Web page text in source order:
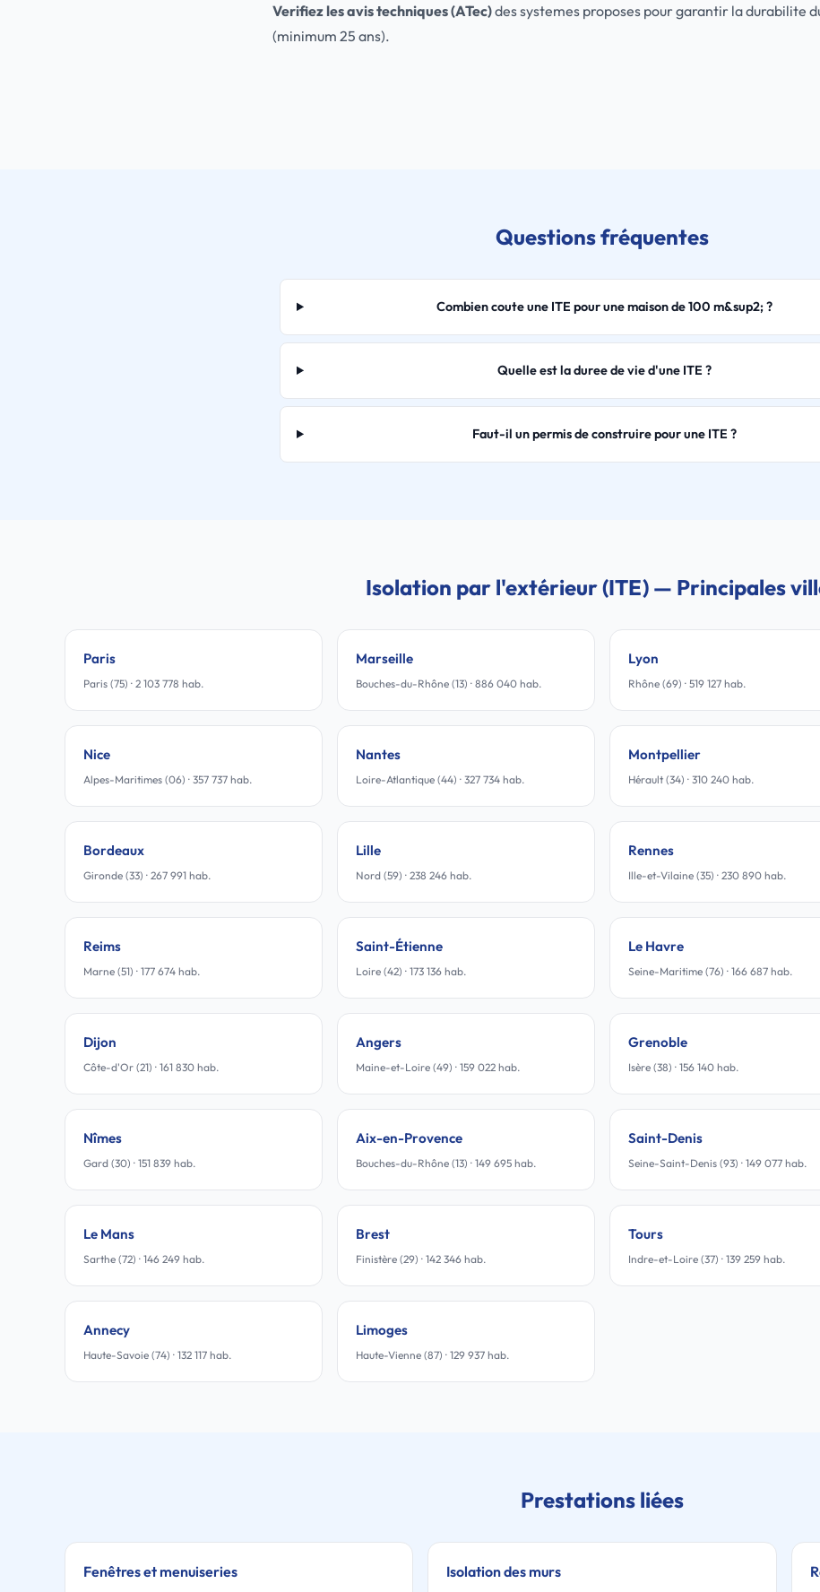
Verifiez les avis techniques (ATec)des systemes proposes pour garantir la durabilite
(minimum 25 ans).
Questions fréquentes
Combien coute une ITE pour une maison de 100 m&sup2; ?
Quelle est la duree de vie d'une ITE ?
Faut-il un permis de construire pour une ITE ?
Isolation par l'extérieur (ITE) — Principales
Paris
Paris (75) · 2 103 778 hab.
Marseille
Bouches-du-Rhône (13) · 886 040 hab.
Lyon
Rhône (69) · 519 127 hab.
Nice
Alpes-Maritimes (06) · 357 737 hab.
Nantes
Loire-Atlantique (44) · 327 734 hab.
Montpellier
Hérault (34) · 310 240 hab.
Bordeaux
Gironde (33) · 267 991 hab.
Lille
Nord (59) · 238 246 hab.
Rennes
Ille-et-Vilaine (35) · 230 890 hab.
Reims
Marne (51) · 177 674 hab.
Saint-Étienne
Loire (42) · 173 136 hab.
Le Havre
Seine-Maritime (76) · 166 687 hab.
Dijon
Côte-d'Or (21) · 161 830 hab.
Angers
Maine-et-Loire (49) · 159 022 hab.
Grenoble
Isère (38) · 156 140 hab.
Nîmes
Gard (30) · 151 839 hab.
Aix-en-Provence
Bouches-du-Rhône (13) · 149 695 hab.
Saint-Denis
Seine-Saint-Denis (93) · 149 077 hab.
Le Mans
Sarthe (72) · 146 249 hab.
Brest
Finistère (29) · 142 346 hab.
Tours
Indre-et-Loire (37) · 139 259 hab.
Annecy
Haute-Savoie (74) · 132 117 hab.
Limoges
Haute-Vienne (87) · 129 937 hab.
Prestations liées
Fenêtres et menuiseries Isolation des murs